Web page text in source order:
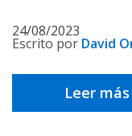
24/08/2023
Escrito por David
Leer más